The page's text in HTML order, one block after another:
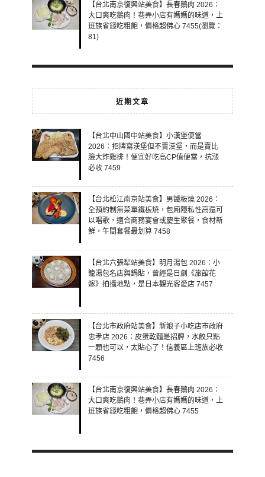
【台北南京復興站美食】長春鵝肉 2026：
大口爽吃鵝肉！巷弄小店有媽媽的味道，上
班族省錢吃粗飽，價格超佛心 7455(瀏覽：
81)
近期文章
【台北中山國中站美食】小漢堡便當
2026：招牌寫漢堡但不賣漢堡，而是賣比
臉大炸雞排！便宜好吃高CP值便當，抗漲
必收 7459
【台北松江南京站美食】男鐵板燒 2026：
全預約制無菜單鐵板燒，包廂隱私性高還可
以唱歌，適合商務宴會或慶生聚餐，食材新
鮮，午間套餐最划算 7458
【台北六張犁站美食】明月湯包 2026：小
籠湯包名店與鍋貼，曾經是日劇《旅館花
嫁》拍攝地點，是日本觀光客愛店 7457
【台北市政府站美食】新娘子小吃店市政府
忠孝店 2026：皮蛋乾麵是招牌，水餃只點
一顆也可以，太貼心了！信義區上班族必收
7456
【台北南京復興站美食】長春鵝肉 2026：
大口爽吃鵝肉！巷弄小店有媽媽的味道，上
班族省錢吃粗飽，價格超佛心 7455